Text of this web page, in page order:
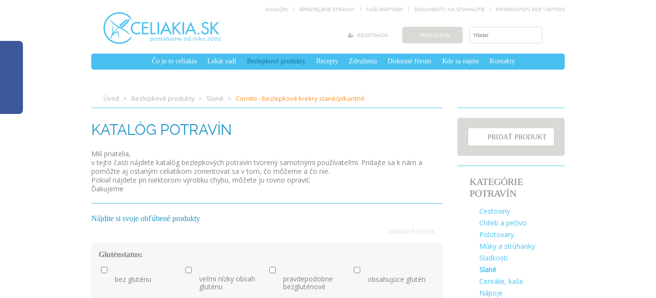
MAGAZÍN SPRIATELENÉ STRÁNKY NAŠI PARTNERI DOKUMENTY NA STIAHNUTIE INFORMATION FOR VISITORS
REGISTRÁCIA PRIHLÁSENIE
Čo je to celiakia Lekár radí Bezlepkové produkty Recepty Združenia Diskusné fórum Kde sa najete Kontakty
Úvod Bezlepkové produkty Slané Cornito - bezlepkové krekry slané/pikantné
KATALÓG POTRAVÍN
Milí priatelia,
v tejto časti nájdete katalóg bezlepkových potravín tvorený samotnými používateľmi. Pridajte sa k nám a
pomôžte aj ostaným celiatikom zorientovať sa v tom, čo môžeme a čo nie.
Pokiaľ nájdete pri niektorom výrobku chybu, môžete ju rovno opraviť.
Ďakujeme
Nájdite si svoje obľúbené produkty
ZOBRAZIŤ FILTER
Gluténstatus:
bez gluténu
veľmi nízky obsah
gluténu
pravdepodobne
bezgluténové
obsahujúce glutén
PRIDAŤ PRODUKT
KATEGÓRIE
POTRAVÍN
Cestoviny
Chlieb a pečivo
Polotovary
Múky a strúhanky
Sladkosti
Slané
Cereálie, kaše
Nápoje